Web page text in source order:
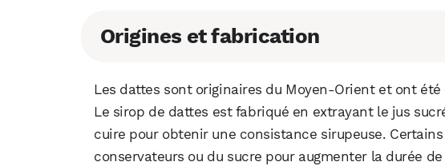
Origines et fabrication
Les dattes sont originaires du Moyen-Orient et ont
Le sirop de dattes est fabriqué en extrayant le jus
cuire pour obtenir une consistance sirupeuse.
conservateurs ou du sucre pour augmenter la durée